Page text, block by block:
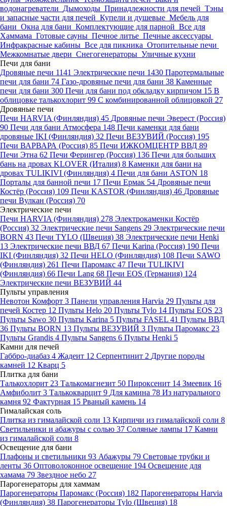
водонагреватели Дымоходы Принадлежности для печей Тэны
и запасные части для печей Купели и душевые Мебель для
бани Окна для бани Комплектующие для парной Все для
Хаммама Готовые сауны Печное литье Печные аксессуары
Инфракрасные кабины Все для пикника Отопительные печи
Межкомнатые двери Снегогенераторы Уличные кухни
Печи для бани
Дровяные печи 1141 Электрические печи 1430 Паротермальные
печи для бани 74 Газо-дровяные печи для бани 38 Каменные
печи для бани 300 Печи для бани под обкладку кирпичом 15 В
облицовке талькохлорит 99 С комбинированной облицовкой 27
Дровяные печи
Печи HARVIA (Финляндия) 45 Дровяные печи Эверест (Россия)
90 Печи для бани Атмосфера 148 Печи каменки для бани
дровяные IKI (Финляндия) 32 Печи ВЕЗУВИЙ (Россия) 195
Печи ВАРВАРА (Россия) 85 Печи ИЖКОМЦЕНТР ВВД 89
Печи Этна 62 Печи Ферингер (Россия) 136 Печи для больших
бань на дровах KLOVER (Италия) 8 Каменки для бани на
дровах TULIKIVI (Финляндия) 4 Печи для бани ASTON 18
Порталы для банной печи 17 Печи Ермак 54 Дровяные печи
Костёр (Россия) 109 Печи KASTOR (Финляндия) 46 Дровяные
печи Вулкан (Россия) 70
Электрические печи
Печи HARVIA (Финляндия) 278 Электрокаменки Костёр
(Россия) 32 Электрические печи Sangens 29 Электрические печи
BORN 43 Печи TYLO (Швеция) 38 Электрические печи Henki
13 Электрические печи ВВД 67 Печи Karina (Россия) 190 Печи
IKI (Финляндия) 32 Печи HELO (Финляндия) 108 Печи SAWO
(Финляндия) 261 Печи Паромакс 47 Печи TULIKIVI
(Финляндия) 66 Печи Lang 68 Печи EOS (Германия) 124
Электрические печи ВЕЗУВИЙ 44
Пульты управления
Невотон Комфорт 3 Панели управления Harvia 29 Пульты для
печей Костер 12 Пульты Helo 20 Пульты Tylo 14 Пульты EOS 23
Пульты Sawo 30 Пульты Karina 5 Пульты FASEL 41 Пульты ВВД
36 Пульты BORN 13 Пульты ВЕЗУВИЙ 3 Пульты Паромакс 23
Пульты Grandis 4 Пульты Sangens 6 Пульты Henki 5
Камни для печей
Габбро-диабаз 4 Жадеит 12 Серпентинит 2 Другие породы
камней 12 Кварц 5
Плитка для бани
Талькохлорит 23 Талькомагнезит 50 Пироксенит 14 Змеевик 16
Амфиболит 3 Талькокварцит 9 Для камина 78 Из натурального
камня 92 Фактурная 15 Рваный камень 14
Гималайская соль
Плитка из гималайской соли 13 Кирпичи из гималайской соли 8
Светильники и абажуры с солью 37 Соляные лампы 17 Камни
из гималайской соли 8
Освещение для бани
Плафоны и светильники 93 Абажуры 79 Световые трубки и
ленты 36 Оптоволоконное освещение 194 Освещение для
хамама 79 Звездное небо 27
Парогенераторы для хаммам
Парогенераторы Паромакс (Россия) 182 Парогенераторы Harvia
(Финляндия) 38 Парогенераторы Tylo (Швеция) 18